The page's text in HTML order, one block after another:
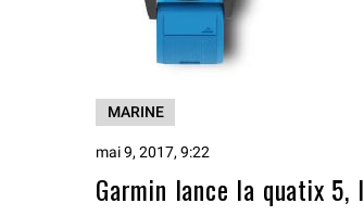
MARINE
mai 9, 2017, 9:22
Garmin lance la quatix 5,